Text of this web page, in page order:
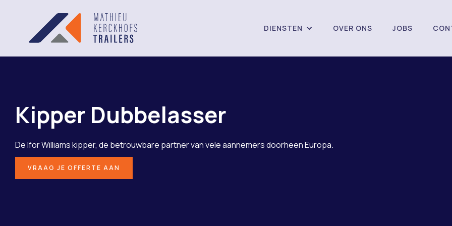
DIENSTEN OVER ONS JOBS
Kipper Dubbelasser
De Ifor Williams kipper, de betrouwbare partner van vele aannemers doorheen Europa.
VRAAG JE OFFERTE AAN